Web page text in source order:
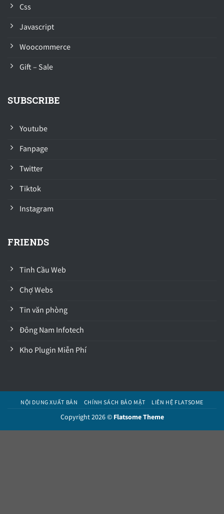
Css
Javascript
Woocommerce
Gift – Sale
SUBSCRIBE
Youtube
Fanpage
Twitter
Tiktok
Instagram
FRIENDS
Tinh Cầu Web
Chợ Webs
Tin văn phòng
Đông Nam Infotech
Kho Plugin Miễn Phí
NỘI DUNG XUẤT BẢN CHÍNH SÁCH BẢO MẬT LIÊN HỆ FLATSOME
Copyright 2026 © Flatsome Theme